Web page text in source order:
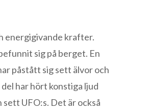
energigivande krafter.
sig på berget. En
påstått sig sett älvor och
har hört konstiga ljud
sett UFO:s. Det är också